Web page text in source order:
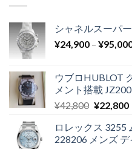
シャネルスーパ
¥24,900 – ¥
ウブロHUBLOT
メント搭載
¥42,800 ¥22,800
ロレックス 3255
228206 メンズ